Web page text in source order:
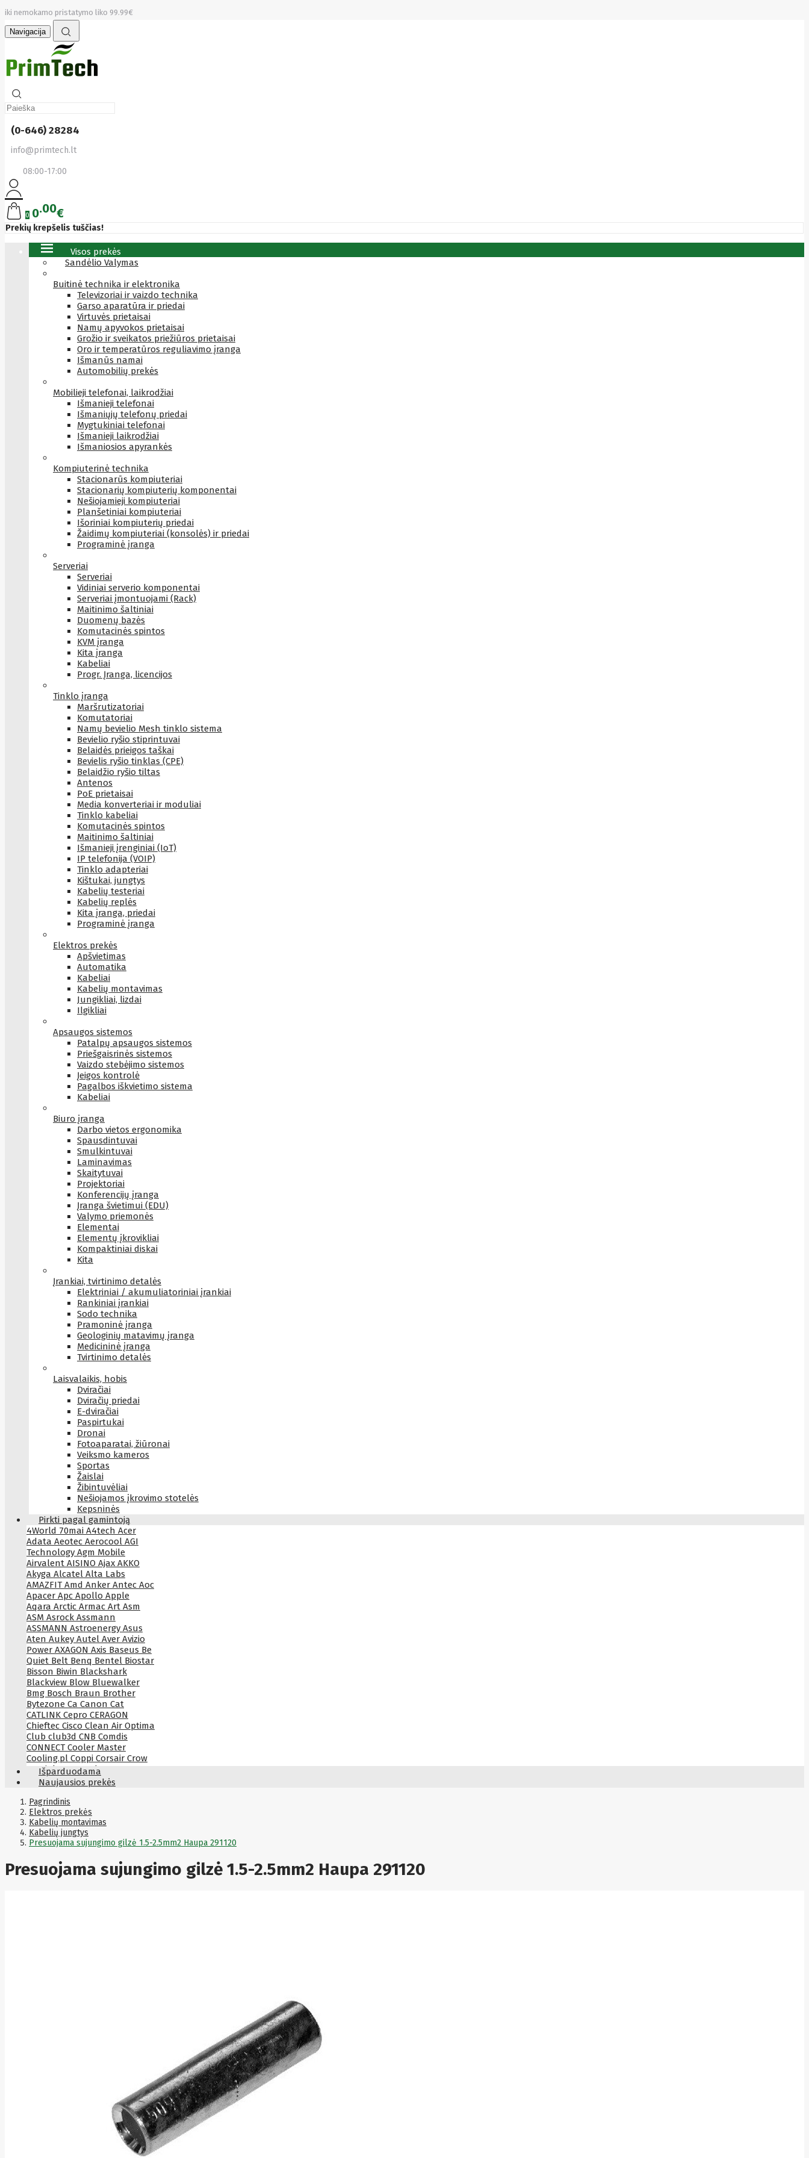
iki nemokamo pristatymo liko 99.99€
Navigacija
(0-646) 28284
info@primtech.lt
08:00-17:00
0 0 00€
Prekių krepšelis tuščias!
Visos prekės
Sandėlio Valymas
Buitinė technika ir elektronika
Televizoriai ir vaizdo technika
Garso aparatūra ir priedai
Virtuvės prietaisai
Namų apyvokos prietaisai
Grožio ir sveikatos priežiūros prietaisai
Oro ir temperatūros reguliavimo įranga
Išmanūs namai
Automobilių prekės
Mobilieji telefonai, laikrodžiai
Išmanieji telefonai
Išmaniųjų telefonų priedai
Mygtukiniai telefonai
Išmanieji laikrodžiai
Išmaniosios apyrankės
Kompiuterinė technika
Stacionarūs kompiuteriai
Stacionarių kompiuterių komponentai
Nešiojamieji kompiuteriai
Planšetiniai kompiuteriai
Išoriniai kompiuterių priedai
Žaidimų kompiuteriai (konsolės) ir priedai
Programinė įranga
Serveriai
Serveriai
Vidiniai serverio komponentai
Serveriai įmontuojami (Rack)
Maitinimo šaltiniai
Duomenų bazės
Komutacinės spintos
KVM įranga
Kita įranga
Kabeliai
Progr. Įranga, licencijos
Tinklo įranga
Maršrutizatoriai
Komutatoriai
Namų bevielio Mesh tinklo sistema
Bevielio ryšio stiprintuvai
Belaidės prieigos taškai
Bevielis ryšio tinklas (CPE)
Belaidžio ryšio tiltas
Antenos
PoE prietaisai
Media konverteriai ir moduliai
Tinklo kabeliai
Komutacinės spintos
Maitinimo šaltiniai
Išmanieji įrenginiai (IoT)
IP telefonija (VOIP)
Tinklo adapteriai
Kištukai, jungtys
Kabelių testeriai
Kabelių replės
Kita įranga, priedai
Programinė įranga
Elektros prekės
Apšvietimas
Automatika
Kabeliai
Kabelių montavimas
Jungikliai, lizdai
Ilgikliai
Apsaugos sistemos
Patalpų apsaugos sistemos
Priešgaisrinės sistemos
Vaizdo stebėjimo sistemos
Įeigos kontrolė
Pagalbos iškvietimo sistema
Kabeliai
Biuro įranga
Darbo vietos ergonomika
Spausdintuvai
Smulkintuvai
Laminavimas
Skaitytuvai
Projektoriai
Konferencijų įranga
Įranga švietimui (EDU)
Valymo priemonės
Elementai
Elementų įkrovikliai
Kompaktiniai diskai
Kita
Įrankiai, tvirtinimo detalės
Elektriniai / akumuliatoriniai įrankiai
Rankiniai įrankiai
Sodo technika
Pramoninė įranga
Geologinių matavimų įranga
Medicininė įranga
Tvirtinimo detalės
Laisvalaikis, hobis
Dviračiai
Dviračių priedai
E-dviračiai
Paspirtukai
Dronai
Fotoaparatai, žiūronai
Veiksmo kameros
Sportas
Žaislai
Žibintuvėliai
Nešiojamos įkrovimo stotelės
Kepsninės
Pirkti pagal gamintoją
4World 70mai A4tech Acer
Adata Aeotec Aerocool AGI
Technology Agm Mobile
Airvalent AISINO Ajax AKKO
Akyga Alcatel Alta Labs
AMAZFIT Amd Anker Antec Aoc
Apacer Apc Apollo Apple
Aqara Arctic Armac Art Asm
ASM Asrock Assmann
ASSMANN Astroenergy Asus
Aten Aukey Autel Aver Avizio
Power AXAGON Axis Baseus Be
Quiet Belt Benq Bentel Biostar
Bisson Biwin Blackshark
Blackview Blow Bluewalker
Bmg Bosch Braun Brother
Bytezone Ca Canon Cat
CATLINK Cepro CERAGON
Chieftec Cisco Clean Air Optima
Club club3d CNB Comdis
CONNECT Cooler Master
Cooling.pl Coppi Corsair Crow
CrucialCYBERCyberPower
CyberpowerD-linkDaewoo
Dahua DataCore
DefenderDell
DicotaDIGITALDigitus
DomoDouble ADreame
DURABOOKDymo
EagleriseEatonEcoFlow
Electronic ArtsElementElgato
EmuENDORFYEnergenie
Ibox
Iiyama
InimInner
InnoVision
Integral
Intellinet
JackeryJbl
Išparduodama
Naujausios prekės
Pagrindinis
Elektros prekės
Kabelių montavimas
Kabelių jungtys
Presuojama sujungimo gilzė 1.5-2.5mm2 Haupa 291120
Presuojama sujungimo gilzė 1.5-2.5mm2 Haupa 291120